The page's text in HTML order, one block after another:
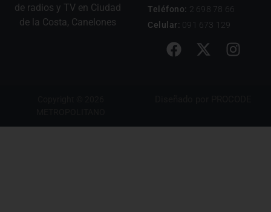
de radios y TV en Ciudad
de la Costa, Canelones
Teléfono: 2 698 78 66
Celular: 091 673 129